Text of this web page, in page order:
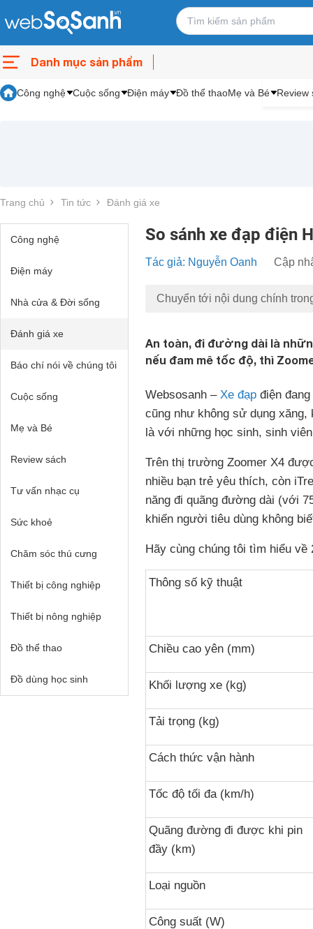
Danh mục sản phẩm
Công nghệ Cuộc sống Điện máy Đồ thể thaoMẹ và Bé Review
Trang chủ Tin tức Đánh giá xe
Công nghệ
Điện máy
Nhà cửa & Đời sống
Đánh giá xe
Báo chí nói về chúng tôi
Cuộc sống
Mẹ và Bé
Review sách
Tư vấn nhạc cụ
Sức khoẻ
Chăm sóc thú cưng
Thiết bị công nghiệp
Thiết bị nông nghiệp
Đồ thể thao
Đồ dùng học sinh
So sánh xe đạp điện
Tác giả: Nguyễn Oanh Cập
Chuyển tới nội dung chính
An toàn, đi đường dài là
nếu đam mê tốc độ, thì
Websosanh – Xe đạp điện
cũng như không sử dụng
là với những học sinh, sinh
Trên thị trường Zoomer X4
nhiều bạn trẻ yêu thích, còn
năng đi quãng đường dài (với
khiến người tiêu dùng không
Hãy cùng chúng tôi tìm hiểu về
Thông số kỹ thuật
Chiều cao yên (mm)
Khối lượng xe (kg)
Tải trọng (kg)
Cách thức vận hành
Tốc độ tối đa (km/h)
Quãng đường đi được khi pin
đầy (km)
Loại nguồn
Công suất (W)